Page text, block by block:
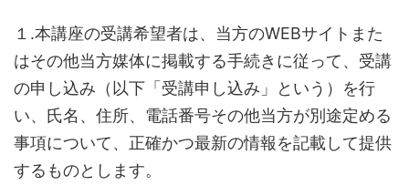
１.本講座の受講希望者は、当方のWEBサイトまた
はその他当方媒体に掲載する手続きに従って、受講
の申し込み（以下「受講申し込み」という）を行
い、氏名、住所、電話番号その他当方が別途定める
事項について、正確かつ最新の情報を記載して提供
するものとします。